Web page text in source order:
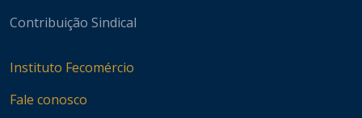
Contribuição Sindical
Instituto Fecomércio
Fale conosco